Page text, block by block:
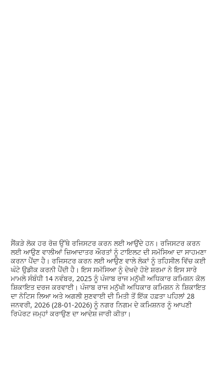
ਸੈਂਕੜੇ ਲੋਕ ਹਰ ਰੋਜ਼ ਉੱਥੇ ਰਜਿਸਟਰ ਕਰਨ ਲਈ ਆਉਂਦੇ ਹਨ। ਰਜਿਸਟਰ ਕਰਨ
ਲਈ ਆਉਣ ਵਾਲੀਆਂ ਜ਼ਿਆਦਾਤਰ ਔਰਤਾਂ ਨੂੰ ਟਾਇਲਟ ਦੀ ਸਮੱਸਿਆ ਦਾ ਸਾਹਮਣਾ
ਕਰਨਾ ਪੈਂਦਾ ਹੈ। ਰਜਿਸਟਰ ਕਰਨ ਲਈ ਆਉਣ ਵਾਲੇ ਲੋਕਾਂ ਨੂੰ ਤਹਿਸੀਲ ਵਿੱਚ ਕਈ
ਘੰਟੇ ਉਡੀਕ ਕਰਨੀ ਪੈਂਦੀ ਹੈ। ਇਸ ਸਮੱਸਿਆ ਨੂੰ ਦੇਖਦੇ ਹੋਏ ਸ਼ਰਮਾ ਨੇ ਇਸ ਸਾਰੇ
ਮਾਮਲੇ ਸੰਬੰਧੀ 14 ਨਵੰਬਰ, 2025 ਨੂੰ ਪੰਜਾਬ ਰਾਜ ਮਨੁੱਖੀ ਅਧਿਕਾਰ ਕਮਿਸ਼ਨ ਕੋਲ
ਸ਼ਿਕਾਇਤ ਦਰਜ ਕਰਵਾਈ। ਪੰਜਾਬ ਰਾਜ ਮਨੁੱਖੀ ਅਧਿਕਾਰ ਕਮਿਸ਼ਨ ਨੇ ਸ਼ਿਕਾਇਤ
ਦਾ ਨੋਟਿਸ ਲਿਆ ਅਤੇ ਅਗਲੀ ਸੁਣਵਾਈ ਦੀ ਮਿਤੀ ਤੋਂ ਇੱਕ ਹਫ਼ਤਾ ਪਹਿਲਾਂ 28
ਜਨਵਰੀ, 2026 (28-01-2026) ਨੂੰ ਨਗਰ ਨਿਗਮ ਦੇ ਕਮਿਸ਼ਨਰ ਨੂੰ ਆਪਣੀ
ਰਿਪੋਰਟ ਜਮ੍ਹਾਂ ਕਰਾਉਣ ਦਾ ਆਦੇਸ਼ ਜਾਰੀ ਕੀਤਾ।